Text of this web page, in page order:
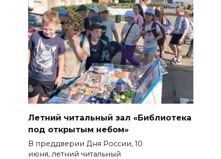
Летний читальный зал «Библиотека
под открытым небом»
В преддверии Дня России, 10
июня, летний читальный